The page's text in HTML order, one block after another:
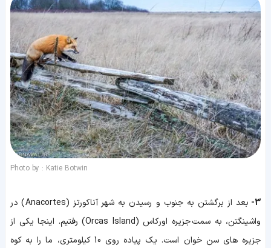
Photo by : Katie Botwin
3-
بعد از برگشتن به جنوب و رسیدن به شهر آناکورتز (Anacortes) در
واشینگتن، به سمت جزیره اورکاس (Orcas Island) رفتیم. اینجا یکی از
جزیره های سن خوان است. یک پیاده روی 10 کیلومتری، ما را به کوه